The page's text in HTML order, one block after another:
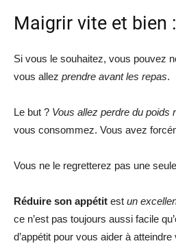
Maigrir vite et bien
Si vous le souhaitez, vous pouvez
vous allez prendre avant les repas.
Le but ? Vous allez perdre du poids
vous consommez. Vous avez
Vous ne le regretterez pas une
Réduire son appétit est un
ce n’est pas toujours aussi facile
d’appétit pour vous aider à